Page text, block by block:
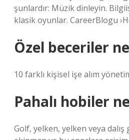
şunlardır: Müzik dinleyin.
klasik oyunlar. CareerBlogu
Özel beceriler
10 farklı kişisel işe alım
Pahalı hobiler
Golf, yelken, yelken veya